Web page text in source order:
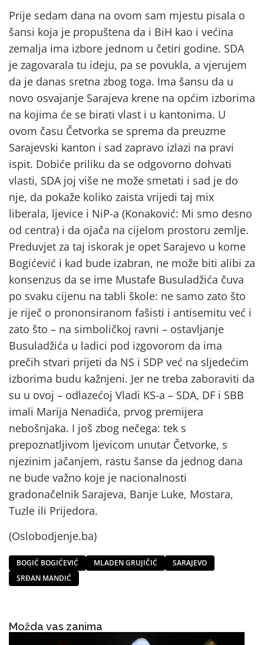
Prije sedam dana na ovom sam mjestu pisala o
šansi koja je propuštena da i BiH kao i većina
zemalja ima izbore jednom u četiri godine. SDA
je zagovarala tu ideju, pa se povukla, a vjerujem
da je danas sretna zbog toga. Ima šansu da u
novo osvajanje Sarajeva krene na općim izborima
na kojima će se birati vlast i u kantonima. U
ovom času Četvorka se sprema da preuzme
Sarajevski kanton i sad zapravo izlazi na pravi
ispit. Dobiće priliku da se odgovorno dohvati
vlasti, SDA joj više ne može smetati i sad je do
nje, da pokaže koliko zaista vrijedi taj mix
liberala, ljevice i NiP-a (Konaković: Mi smo desno
od centra) i da ojača na cijelom prostoru zemlje.
Preduvjet za taj iskorak je opet Sarajevo u kome
Bogićević i kad bude izabran, ne može biti alibi za
konsenzus da se ime Mustafe Busuladžića čuva
po svaku cijenu na tabli škole: ne samo zato što
je riječ o prononsiranom fašisti i antisemitu već i
zato što – na simboličkoj ravni – ostavljanje
Busuladžića u ladici pod izgovorom da ima
prečih stvari prijeti da NS i SDP već na sljedećim
izborima budu kažnjeni. Jer ne treba zaboraviti da
su u ovoj – odlazećoj Vladi KS-a – SDA, DF i SBB
imali Marija Nenadića, prvog premijera
nebošnjaka. I još zbog nečega: tek s
prepoznatljivom ljevicom unutar Četvorke, s
njezinim jačanjem, rastu šanse da jednog dana
ne bude važno koje je nacionalnosti
gradonačelnik Sarajeva, Banje Luke, Mostara,
Tuzle ili Prijedora.
(Oslobodjenje.ba)
BOGIĆ BOGIĆEVIĆ MLADEN GRUJIČIĆ
SARAJEVO
SRĐAN MANDIĆ
Možda vas zanima